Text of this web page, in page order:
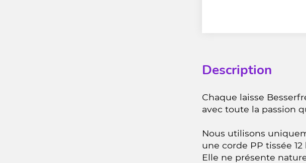
Description
Chaque laisse
avec toute la passion
Nous utilisons
une corde PP tissée
Elle ne présente